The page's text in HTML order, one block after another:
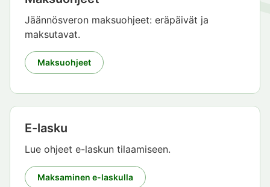
Jäännösveron maksuohjeet: eräpäivät ja
maksutavat.
Maksuohjeet
E-lasku
Lue ohjeet e-laskun tilaamiseen.
Maksaminen e-laskulla